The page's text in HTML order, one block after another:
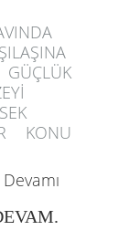
KONU
Devamı